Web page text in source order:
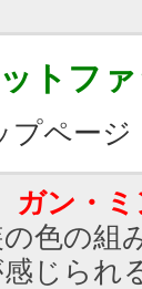
トフ
プページ
ガン・
色の組
じられ